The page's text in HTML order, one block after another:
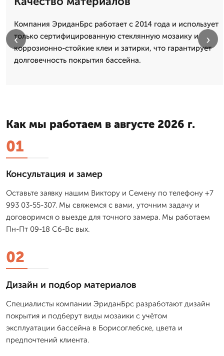
Компания ЭриданБрс работает с 2014 года и использует
только сертифицированную стеклянную мозаику и
коррозионно-стойкие клеи и затирки, что гарантирует
долговечность покрытия бассейна.
‹ ›
Как мы работаем в августе 2026 г.
01
Консультация и замер
Оставьте заявку нашим Виктору и Семену по телефону +7
993 03-55-307. Мы свяжемся с вами, уточним задачу и
договоримся о выезде для точного замера. Мы работаем
Пн-Пт 09-18 Сб-Вс вых.
02
Дизайн и подбор материалов
Специалисты компании ЭриданБрс разработают дизайн
покрытия и подберут виды мозаики с учётом
эксплуатации бассейна в Борисоглебске, цвета и
предпочтений клиента.